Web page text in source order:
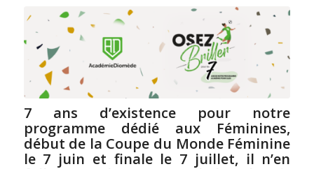
7 ans d’existence pour notre
programme dédié aux Féminines,
début de la Coupe du Monde Féminine
le 7 juin et finale le 7 juillet, il n’en